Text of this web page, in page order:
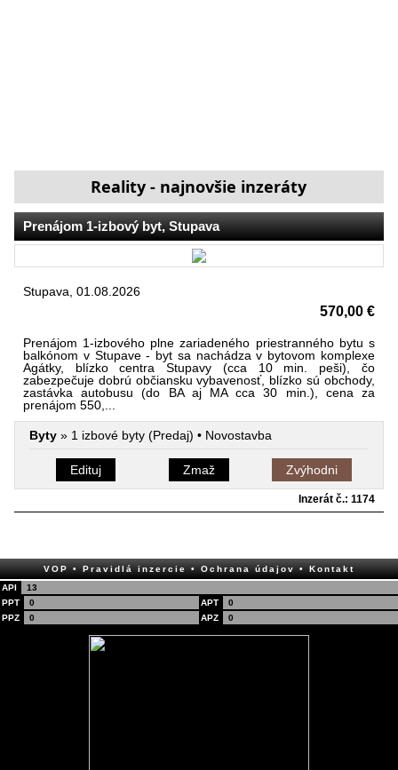
Reality - najnovšie inzeráty
Prenájom 1-izbový byt, Stupava
Stupava, 01.08.2026
570,00 €
Prenájom 1-izbového plne zariadeného priestranného bytu s
balkónom v Stupave - byt sa nachádza v bytovom komplexe
Agátky, blízko centra Stupavy (cca 10 min. peši), čo
zabezpečuje dobrú občiansku vybavenosť, blízko sú obchody,
zastávka autobusu (do BA aj MA cca 30 min.), cena za
prenájom 550,...
Byty » 1 izbové byty (Predaj) • Novostavba
Edituj Zmaž Zvýhodni
Inzerát č.: 1174
VOP • Pravidlá inzercie • Ochrana údajov • Kontakt
API
13
PPT
0 APT
0
PPZ
0 APZ 0